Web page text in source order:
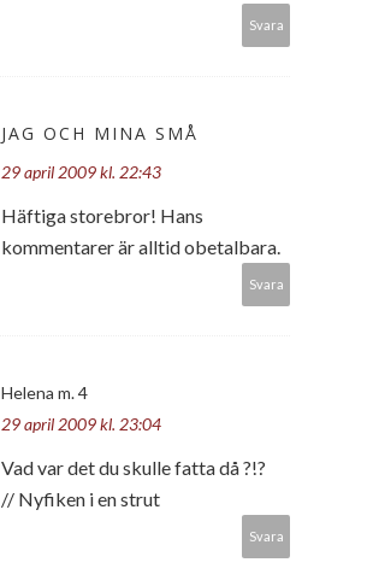
Svara
JAG OCH MINA SMÅ
29 april 2009 kl. 22:43
Häftiga storebror! Hans
kommentarer är alltid obetalbara.
Svara
Helena m. 4
29 april 2009 kl. 23:04
Vad var det du skulle fatta då ?!?
// Nyfiken i en strut
Svara